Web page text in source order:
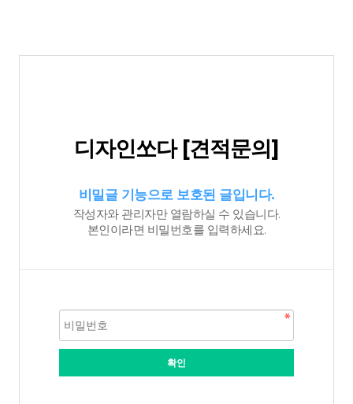
디자인쏘다 [견적문의]
비밀글 기능으로 보호된 글입니다.
작성자와 관리자만 열람하실 수 있습니다.
본인이라면 비밀번호를 입력하세요.